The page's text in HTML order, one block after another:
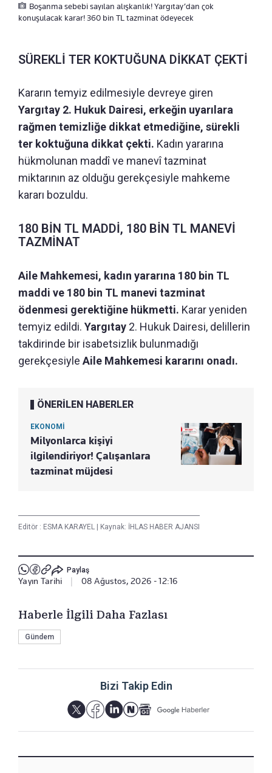
Boşanma sebebi sayılan alışkanlık! Yargıtay’dan çok
konuşulacak karar! 360 bin TL tazminat ödeyecek
SÜREKLİ TER KOKTUĞUNA DİKKAT ÇEKTİ
Kararın temyiz edilmesiyle devreye giren
Yargıtay 2. Hukuk Dairesi, erkeğin uyarılara
rağmen temizliğe dikkat etmediğine, sürekli
ter koktuğuna dikkat çekti. Kadın yararına
hükmolunan maddî ve manevî tazminat
miktarının az olduğu gerekçesiyle mahkeme
kararı bozuldu.
180 BİN TL MADDİ, 180 BİN TL MANEVİ
TAZMİNAT
Aile Mahkemesi, kadın yararına 180 bin TL
maddi ve 180 bin TL manevi tazminat
ödenmesi gerektiğine hükmetti. Karar yeniden
temyiz edildi. Yargıtay 2. Hukuk Dairesi, delillerin
takdirinde bir isabetsizlik bulunmadığı
gerekçesiyle Aile Mahkemesi kararını onadı.
ÖNERİLEN HABERLER
EKONOMİ
Milyonlarca kişiyi
ilgilendiriyor! Çalışanlara
tazminat müjdesi
Editör : ESMA KARAYEL Kaynak: İHLAS HABER AJANSI
Paylaş
Yayın Tarihi 08 Ağustos, 2026 - 12:16
Haberle İlgili Daha Fazlası
Gündem
Bizi Takip Edin